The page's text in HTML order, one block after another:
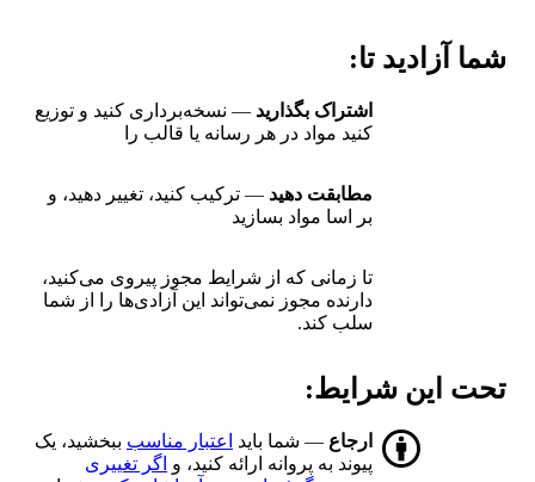
شما آزادید تا:
اشتراک بگذارید — نسخه‌برداری کنید و توزیع
کنید مواد در هر رسانه یا قالب را
مطابقت دهید — ترکیب کنید، تغییر دهید، و
بر اسا مواد بسازید
تا زمانی که از شرایط مجوز پیروی می‌کنید،
دارنده مجوز نمی‌تواند این آزادی‌ها را از شما
سلب کند.
تحت این شرایط:
ارجاع — شما باید اعتبار مناسب ببخشید، یک
پیوند به پروانه ارائه کنید، و اگر تغییری